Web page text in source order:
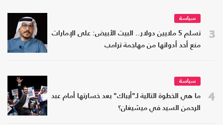
3
سياسة
تسلم 5 ملايين دولار.. البيت الأبيض: على الإمارات
منع أحد أدواتها من مهاجمة ترامب
4
سياسة
ما هي الخطوة التالية لـ"أيباك" بعد خسارتها أمام عبد
الرحمن السيد في ميشيغان؟